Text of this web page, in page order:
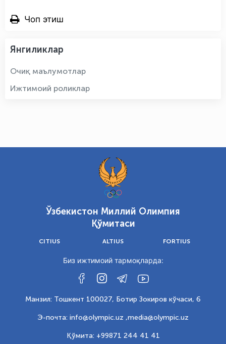
Чоп этиш
Янгиликлар
Очиқ маълумотлар
Ижтимоий роликлар
Ўзбекистон Миллий Олимпия
Қўмитаси
CITIUS ALTIUS FORTIUS
Биз ижтимоий тармоқларда:
Манзил: Тошкент 100027, Ботир Зокиров кўчаси, 6
Э-почта: info@olympic.uz ,media@olympic.uz
Қўмита: +99871 244 41 41